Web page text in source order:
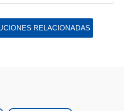
RELACIONADAS